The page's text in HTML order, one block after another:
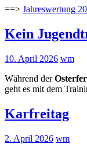
==> Jahreswertung
Kein
10. April 2026 wm
Während der
geht es mit dem
Karfreitag
2. April 2026 wm